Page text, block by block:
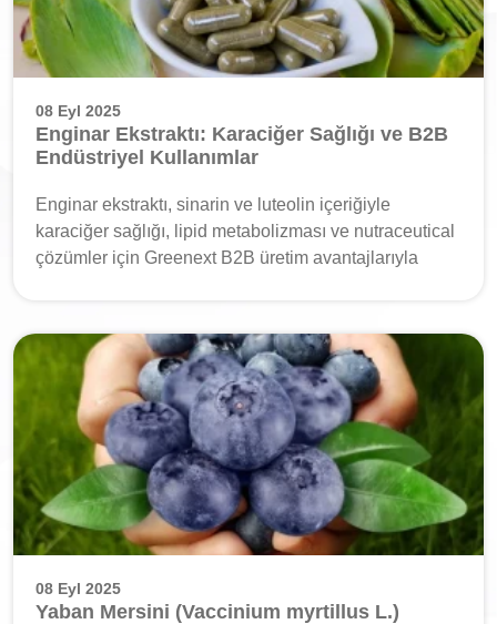
08 Eyl 2025
Enginar Ekstraktı: Karaciğer Sağlığı ve B2B
Endüstriyel Kullanımlar
Enginar ekstraktı, sinarin ve luteolin içeriğiyle
karaciğer sağlığı, lipid metabolizması ve nutraceutical
çözümler için Greenext B2B üretim avantajlarıyla
08 Eyl 2025
Yaban Mersini (Vaccinium myrtillus L.)